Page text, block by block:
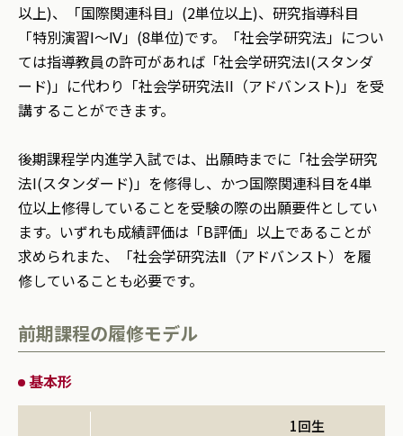
以上)、「国際関連科目」(2単位以上)、研究指導科目
「特別演習Ⅰ～Ⅳ」(8単位)です。「社会学研究法」につい
ては指導教員の許可があれば「社会学研究法I(スタンダ
ード)」に代わり「社会学研究法II（アドバンスト)」を受
講することができます。
後期課程学内進学入試では、出願時までに「社会学研究
法I(スタンダード)」を修得し、かつ国際関連科目を4単
位以上修得していることを受験の際の出願要件としてい
ます。いずれも成績評価は「B評価」以上であることが
求められまた、「社会学研究法Ⅱ（アドバンスト）を履
修していることも必要です。
前期課程の履修モデル
基本形
1回生